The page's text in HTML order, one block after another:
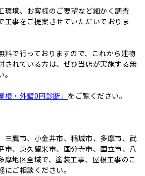
環境、お客様のご要望など細かく調査
工事をご提案させていただいておりま
料で行っておりますので、これから建物
されている方は、ぜひ当店が実施する無
根・外壁0円診断」 をご覧ください。
三鷹市、小金井市、稲城市、多摩市、武
市、東久留米市、国分寺市、国立市、八
摩地区全域で、塗装工事、屋根工事のこ
ご相談ください。